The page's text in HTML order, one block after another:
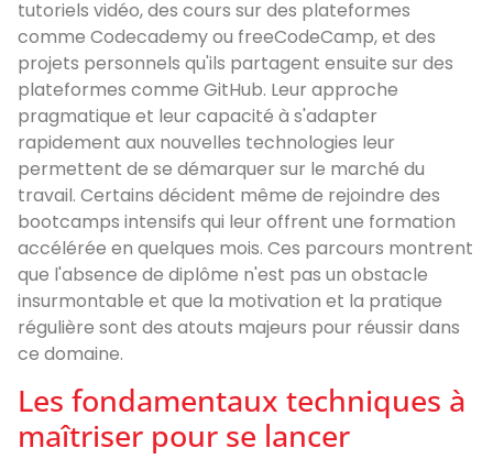
tutoriels vidéo, des cours sur des plateformes
comme Codecademy ou freeCodeCamp, et des
projets personnels qu'ils partagent ensuite sur des
plateformes comme GitHub. Leur approche
pragmatique et leur capacité à s'adapter
rapidement aux nouvelles technologies leur
permettent de se démarquer sur le marché du
travail. Certains décident même de rejoindre des
bootcamps intensifs qui leur offrent une formation
accélérée en quelques mois. Ces parcours montrent
que l'absence de diplôme n'est pas un obstacle
insurmontable et que la motivation et la pratique
régulière sont des atouts majeurs pour réussir dans
ce domaine.
Les fondamentaux techniques à
maîtriser pour se lancer